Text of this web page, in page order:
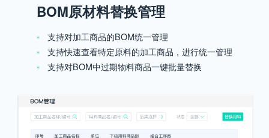
BOM原材料替换管理
支持对加工商品的BOM统一管理
支持快速查看特定原料的加工商品，进行统一管理
支持对BOM中过期物料商品一键批量替换